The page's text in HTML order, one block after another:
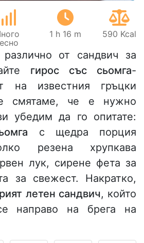
1 h 16 m 590 Kcal
от сандвич за
гирос със сьомга-
на известния гръцки
смятаме, че е нужно
убедим да го опитате:
с щедра порция
резена хрупкава
лук, сирене фета за
за свежест. Накратко,
летен сандвич, който
направо на брега на